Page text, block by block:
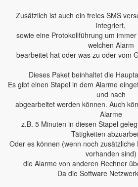
Zusätzlich ist auch ein freies SMS
integriert,
sowie eine Protokollführung um
welchen Alarm
bearbeitet hat oder was zu oder vom
Dieses Paket beinhaltet die
Es gibt einen Stapel in dem Alarme
und nach
abgearbeitet werden können. Auch
Alarme
z.B. 5 Minuten in diesen Stapel
Tätigkeiten
Oder es können (wenn noch
vorhanden sind)
die Alarme von anderen Rechner
Da die Software